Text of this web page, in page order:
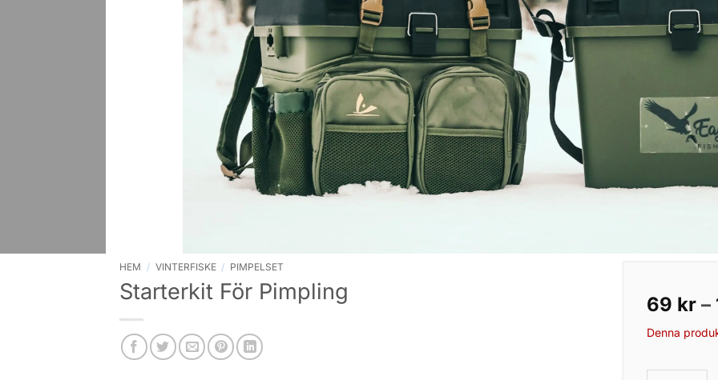
HEM / VINTERFISKE / PIMPELSET
Starterkit För Pimpling 69 kr –
Denna
Eagle